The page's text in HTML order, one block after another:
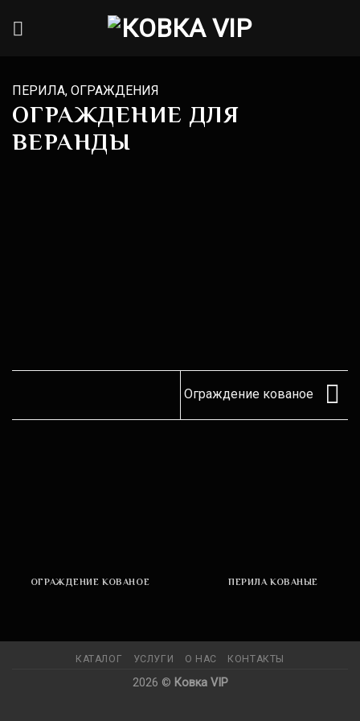
ПЕРИЛА, ОГРАЖДЕНИЯ
ОГРАЖДЕНИЕ ДЛЯ
ВЕРАНДЫ
Ограждение кованое
ОГРАЖДЕНИЕ КОВАНОЕ ПЕРИЛА КОВАНЫЕ
КАТАЛОГ УСЛУГИ О НАС КОНТАКТЫ
2026 © Ковка VIP